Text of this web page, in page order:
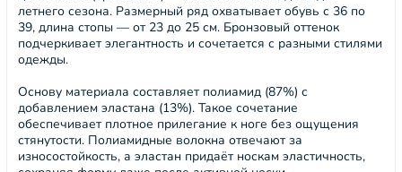
летнего сезона. Размерный ряд охватывает обувь с 36 по
39, длина стопы — от 23 до 25 см. Бронзовый оттенок
подчеркивает элегантность и сочетается с разными стилями
одежды.
Основу материала составляет полиамид (87%) с
добавлением эластана (13%). Такое сочетание
обеспечивает плотное прилегание к ноге без ощущения
стянутости. Полиамидные волокна отвечают за
износостойкость, а эластан придаёт носкам эластичность,